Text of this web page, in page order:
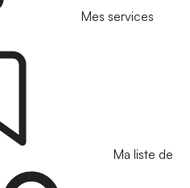
Mes services
Ma liste de